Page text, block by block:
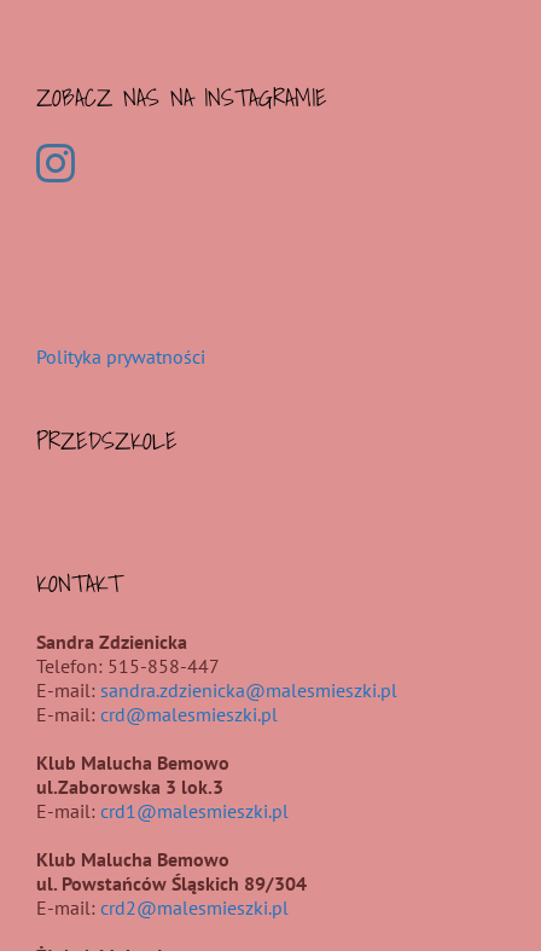
ZOBACZ NAS NA INSTAGRAMIE
Polityka prywatności
PRZEDSZKOLE
KONTAKT
Sandra Zdzienicka
Telefon: 515-858-447
E-mail: sandra.zdzienicka@malesmieszki.pl
E-mail: crd@malesmieszki.pl
Klub Malucha Bemowo
ul.Zaborowska 3 lok.3
E-mail: crd1@malesmieszki.pl
Klub Malucha Bemowo
ul. Powstańców Śląskich 89/304
E-mail: crd2@malesmieszki.pl